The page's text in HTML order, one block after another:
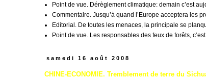
Point de vue. Dérèglement climatique: demain c’est
Commentaire. Jusqu’à quand l’Europe acceptera les
Editorial. De toutes les menaces, la principale se
Point de vue. Les responsables des feux de forêts,
samedi 16 août 2008
CHINE-ECONOMIE. Tremblement de terre du